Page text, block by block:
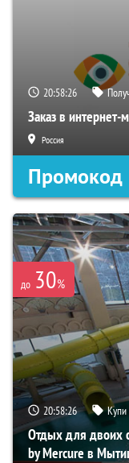
20:58:25
Заказ в интернет-
Россия
Промокод
до 30%
20:58:25
Отдых для двоих
by Mercure в